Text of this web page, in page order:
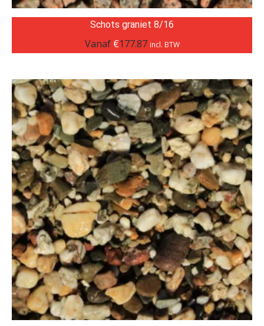
Schots graniet 8/16
Vanaf €177.87 incl. BTW